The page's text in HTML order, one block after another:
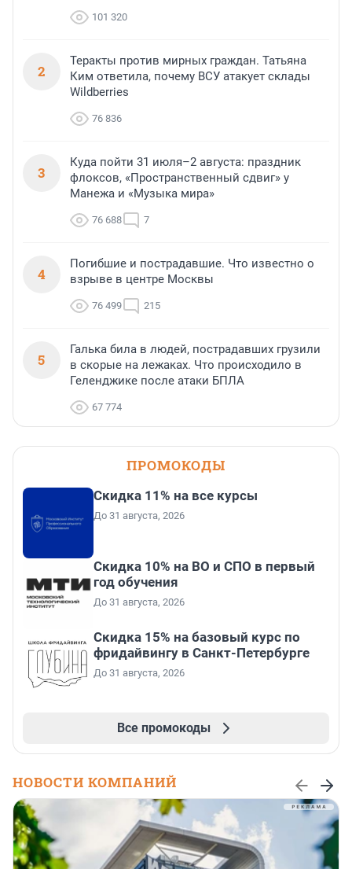
101 320
2
Теракты против мирных граждан. Татьяна
Ким ответила, почему ВСУ атакует склады
Wildberries
76 836
3
Куда пойти 31 июля–2 августа: праздник
флоксов, «Пространственный сдвиг» у
Манежа и «Музыка мира»
76 688 7
4
Погибшие и пострадавшие. Что известно о
взрыве в центре Москвы
76 499 215
5
Галька била в людей, пострадавших грузили
в скорые на лежаках. Что происходило в
Геленджике после атаки БПЛА
67 774
ПРОМОКОДЫ
Скидка 11% на все курсы
До 31 августа, 2026
Скидка 10% на ВО и СПО в первый
год обучения
До 31 августа, 2026
Скидка 15% на базовый курс по
фридайвингу в Санкт-Петербурге
До 31 августа, 2026
Все промокоды
НОВОСТИ КОМПАНИЙ